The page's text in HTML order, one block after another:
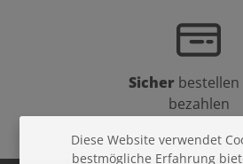
Sicher
bezahlen
Diese Website verwendet
bestmögliche Erfahrung